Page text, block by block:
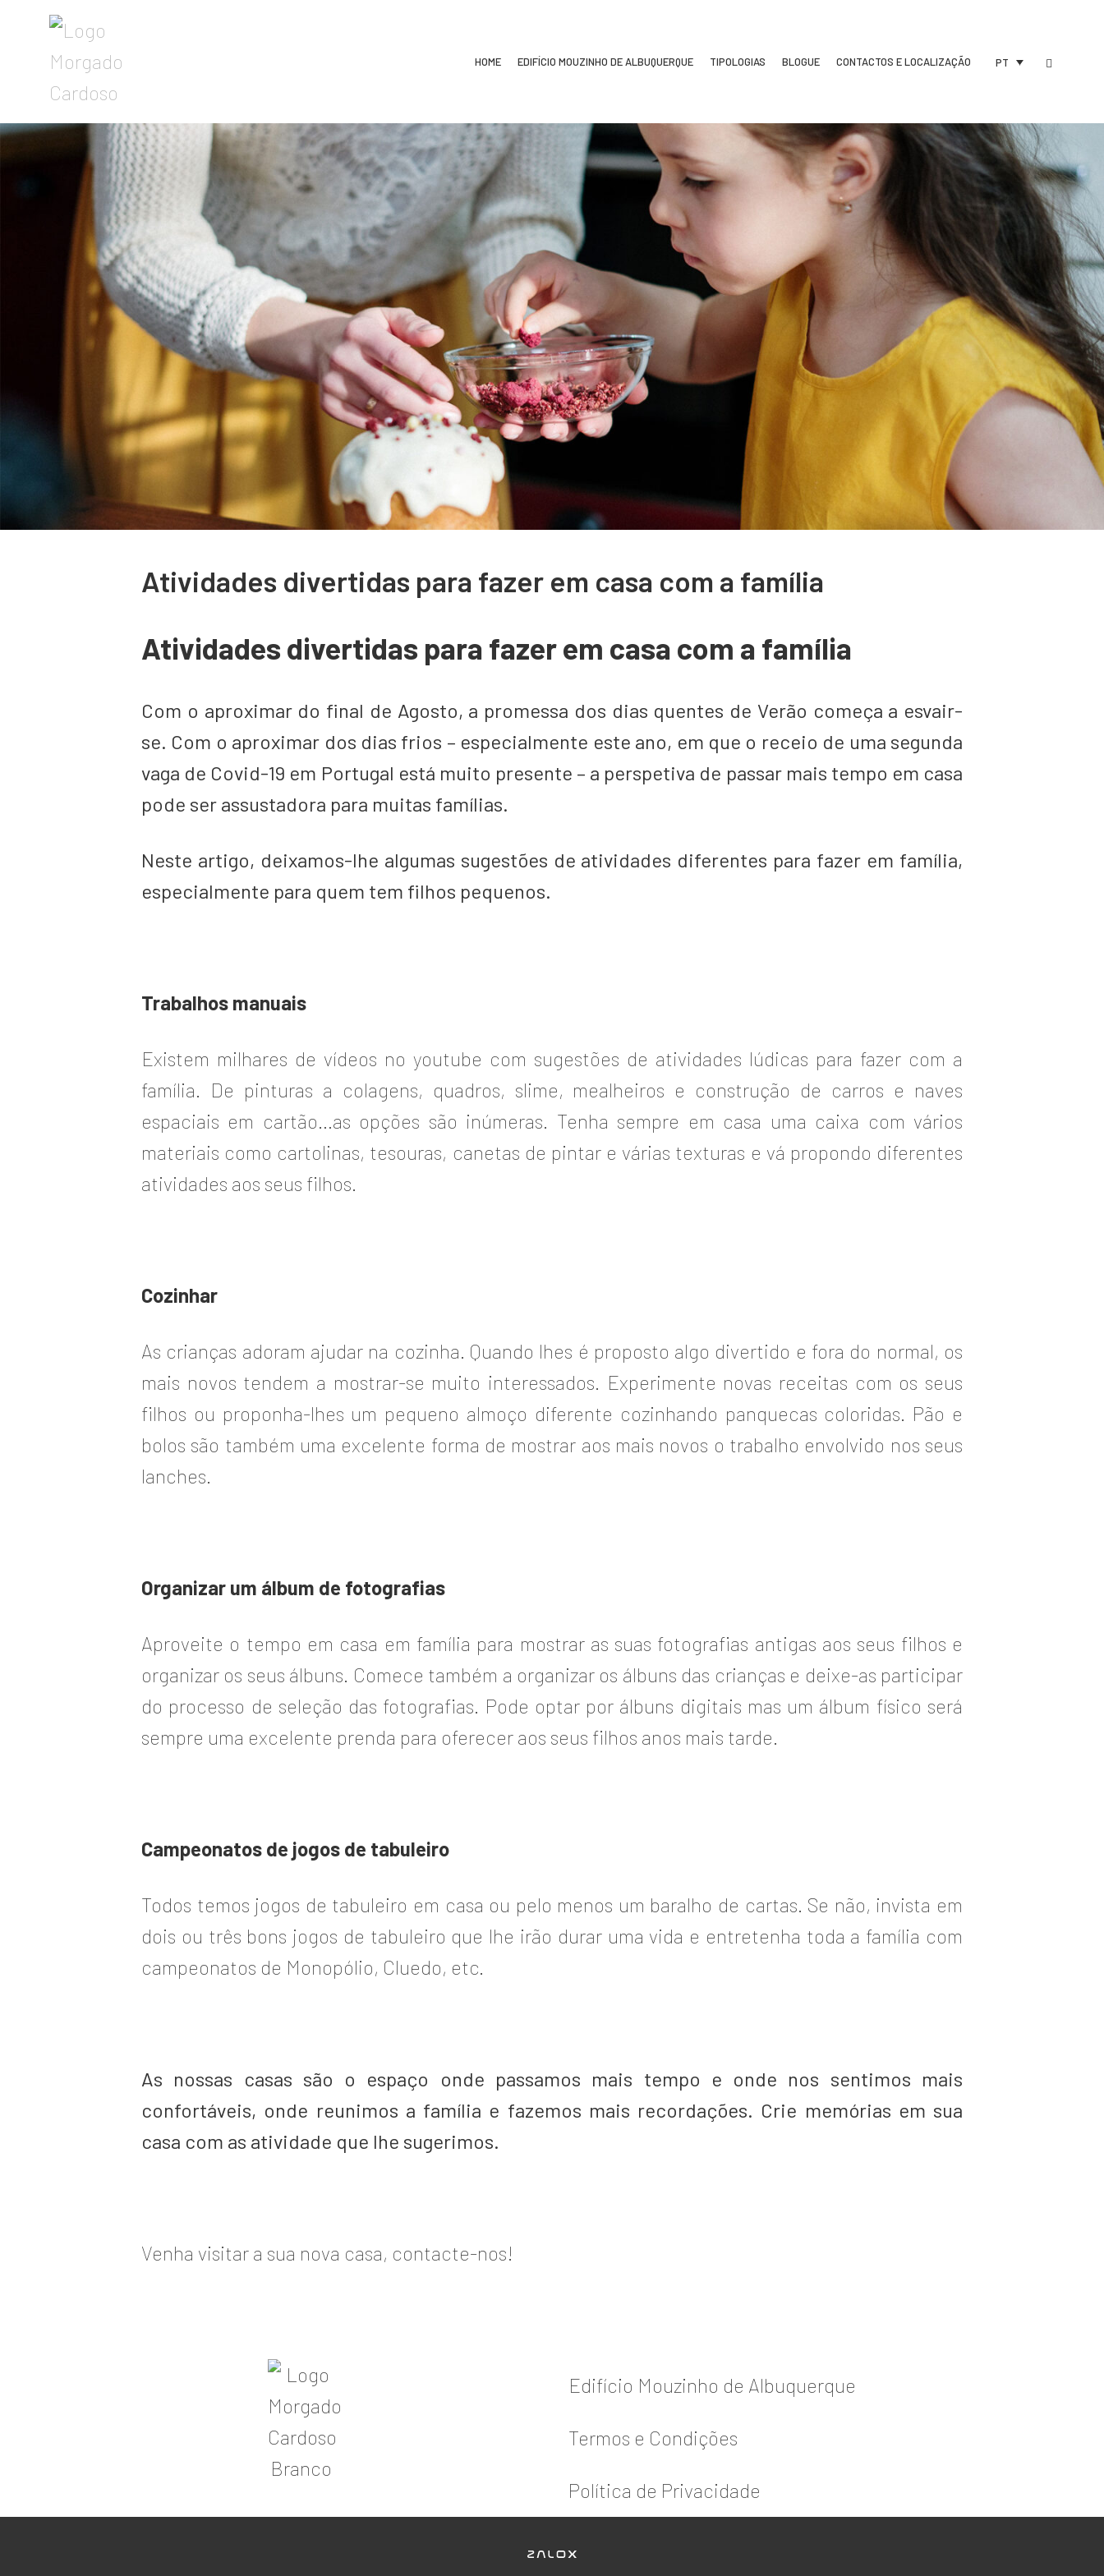
HOME EDIFÍCIO MOUZINHO DE ALBUQUERQUE TIPOLOGIAS BLOGUE CONTACTOS E LOCALIZAÇÃO PT
Atividades divertidas para fazer em casa com a família
Atividades divertidas para fazer em casa com a família
Com o aproximar do final de Agosto, a promessa dos dias quentes de Verão começa a esvair-
se. Com o aproximar dos dias frios – especialmente este ano, em que o receio de uma segunda
vaga de Covid-19 em Portugal está muito presente – a perspetiva de passar mais tempo em casa
pode ser assustadora para muitas famílias.
Neste artigo, deixamos-lhe algumas sugestões de atividades diferentes para fazer em família,
especialmente para quem tem filhos pequenos.
Trabalhos manuais
Existem milhares de vídeos no youtube com sugestões de atividades lúdicas para fazer com a
família. De pinturas a colagens, quadros, slime, mealheiros e construção de carros e naves
espaciais em cartão…as opções são inúmeras. Tenha sempre em casa uma caixa com vários
materiais como cartolinas, tesouras, canetas de pintar e várias texturas e vá propondo diferentes
atividades aos seus filhos.
Cozinhar
As crianças adoram ajudar na cozinha. Quando lhes é proposto algo divertido e fora do normal, os
mais novos tendem a mostrar-se muito interessados. Experimente novas receitas com os seus
filhos ou proponha-lhes um pequeno almoço diferente cozinhando panquecas coloridas. Pão e
bolos são também uma excelente forma de mostrar aos mais novos o trabalho envolvido nos seus
lanches.
Organizar um álbum de fotografias
Aproveite o tempo em casa em família para mostrar as suas fotografias antigas aos seus filhos e
organizar os seus álbuns. Comece também a organizar os álbuns das crianças e deixe-as participar
do processo de seleção das fotografias. Pode optar por álbuns digitais mas um álbum físico será
sempre uma excelente prenda para oferecer aos seus filhos anos mais tarde.
Campeonatos de jogos de tabuleiro
Todos temos jogos de tabuleiro em casa ou pelo menos um baralho de cartas. Se não, invista em
dois ou três bons jogos de tabuleiro que lhe irão durar uma vida e entretenha toda a família com
campeonatos de Monopólio, Cluedo, etc.
As nossas casas são o espaço onde passamos mais tempo e onde nos sentimos mais
confortáveis, onde reunimos a família e fazemos mais recordações. Crie memórias em sua
casa com as atividade que lhe sugerimos.
Venha visitar a sua nova casa, contacte-nos!
Edifício Mouzinho de Albuquerque
Termos e Condições
Política de Privacidade